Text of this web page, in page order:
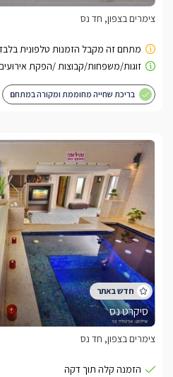
כמו כן, מכונת אספרסו עם קפסולות
אטרקציות
הכנרת ועוד.
לצפייה במדיניות ותנאי הזמנה -
הזמנות טלפוניות בלבד
לפרטים נוספים או שאלות אנחנו פה
בברכה, סנדו - 052-9098186
לצפייה באטרקציות
לחצו כאן
צימרים בצפון, חד נס
בריכת שחייה מחוממת ומקורה במתחם
סיקרט נס
צימרים בצפון, חד נס